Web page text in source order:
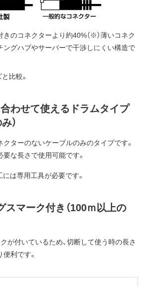
のコネクターより約40%（※）薄いコネク
ングハブやサーバーで干渉しにくい構造で
比較。
わせて使えるドラムタイプ
）
ターのないケーブルのみのタイプです。
な長さで使用可能です。
は専用工具が必要です。
スマーク付き（100ｍ以上の
が付いているため、切断して使う時の長さ
利です。